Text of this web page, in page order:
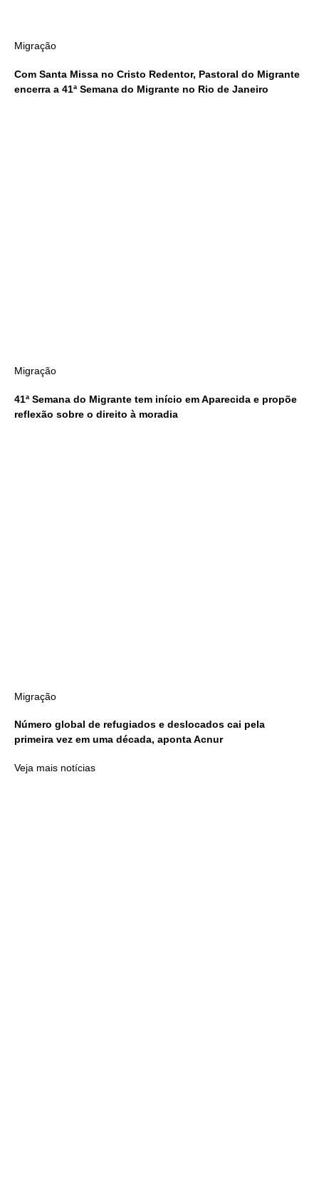
Migração
Com Santa Missa no Cristo Redentor, Pastoral do Migrante
encerra a 41ª Semana do Migrante no Rio de Janeiro
Migração
41ª Semana do Migrante tem início em Aparecida e propõe
reflexão sobre o direito à moradia
Migração
Número global de refugiados e deslocados cai pela
primeira vez em uma década, aponta Acnur
Veja mais notícias